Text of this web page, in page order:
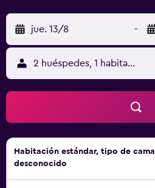
jue. 13/8 -
2 huéspedes, 1 habitación
Habitación estándar, tipo de cama
desconocido